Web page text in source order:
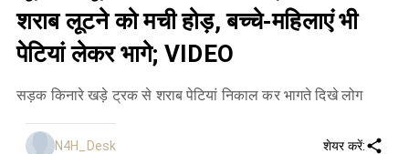
शराब लूटने को मची होड़, बच्चे-महिलाएं भी
पेटियां लेकर भागे; VIDEO
सड़क किनारे खड़े ट्रक से शराब पेटियां निकाल कर भागते दिखे लोग
N4H_Desk शेयर करें: